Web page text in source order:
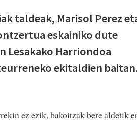
taldeak, Marisol Perez
eskainiko dute
Lesakako Harriondoa
ekitaldien
ez ezik, bakoitzak bere aldetik